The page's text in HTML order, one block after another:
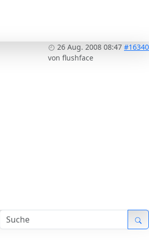
26 Aug. 2008 08:47 #16340
von flushface